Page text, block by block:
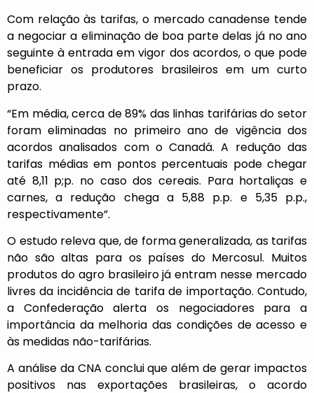
Com relação às tarifas, o mercado canadense tende
a negociar a eliminação de boa parte delas já no ano
seguinte à entrada em vigor dos acordos, o que pode
beneficiar os produtores brasileiros em um curto
prazo.
“Em média, cerca de 89% das linhas tarifárias do setor
foram eliminadas no primeiro ano de vigência dos
acordos analisados com o Canadá. A redução das
tarifas médias em pontos percentuais pode chegar
até 8,11 p;p. no caso dos cereais. Para hortaliças e
carnes, a redução chega a 5,88 p.p. e 5,35 p.p.,
respectivamente”.
O estudo releva que, de forma generalizada, as tarifas
não são altas para os países do Mercosul. Muitos
produtos do agro brasileiro já entram nesse mercado
livres da incidência de tarifa de importação. Contudo,
a Confederação alerta os negociadores para a
importância da melhoria das condições de acesso e
às medidas não-tarifárias.
A análise da CNA conclui que além de gerar impactos
positivos nas exportações brasileiras, o acordo